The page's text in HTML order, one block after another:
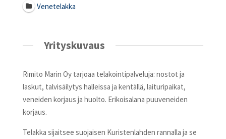
Venetelakka
Yrityskuvaus
Rimito Marin Oy tarjoaa telakointipalveluja: nostot ja
laskut, talvisäilytys halleissa ja kentällä, laituripaikat,
veneiden korjaus ja huolto. Erikoisalana puuveneiden
korjaus.
Telakka sijaitsee suojaisen Kuristenlahden rannalla ja se